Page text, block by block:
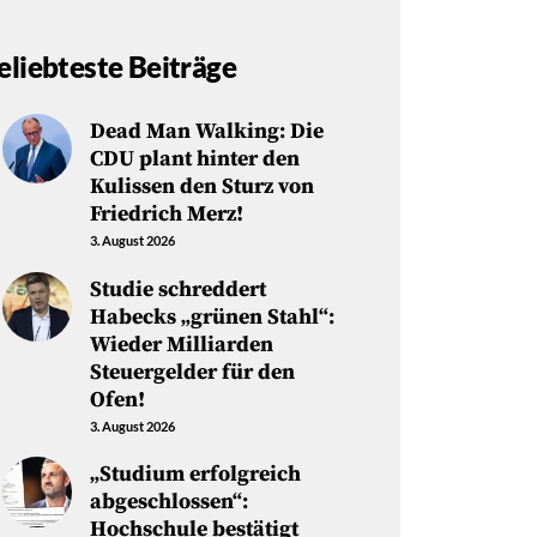
Beiträge
Dead Man Walking: Die
CDU plant hinter den
Kulissen den Sturz von
Friedrich Merz!
3. August 2026
Studie schreddert
Habecks „grünen Stahl“:
Wieder Milliarden
Steuergelder für den
Ofen!
3. August 2026
„Studium erfolgreich
abgeschlossen“:
Hochschule bestätigt